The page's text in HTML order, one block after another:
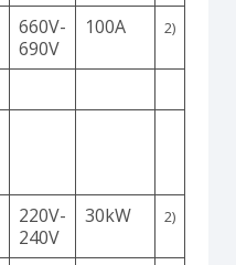
660V-
690V
100A 2)
220V-
240V
30kW 2)